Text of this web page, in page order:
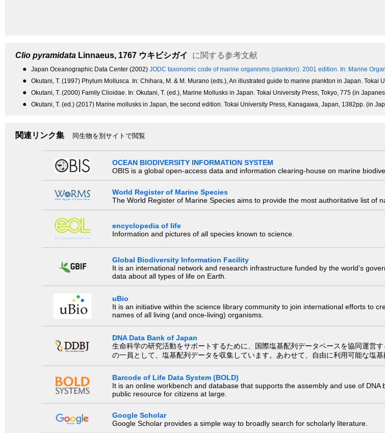
Clio pyramidata Linnaeus, 1767 ウキビシガイ に関する参考文献
● Japan Oceanographic Data Center (2002) JODC taxonomic code of marine organisms (plankton). 2001 edition. In: Marine
● Okutani, T. (1997) Phylum Mollusca. In: Chihara, M. & M. Murano (eds.), An illustrated guide to marine plankton in Japan. Tokai
● Okutani, T. (2000) Family Clioidae. In: Okutani, T. (ed.), Marine Mollusks in Japan. Tokai University Press, Tokyo, 775 (in
● Okutani, T. (ed.) (2017) Marine mollusks in Japan, the second edition. Tokai University Press, Kanagawa, Japan, 1382pp. (in
関連リンク集 同生物を別サイトで閲覧
OCEAN BIODIVERSITY INFORMATION SYSTEM
OBIS is a global open-access data and information clearing-house on marine
World Register of Marine Species
The World Register of Marine Species aims to provide the most authoritative list of
encyclopedia of life
Information and pictures of all species known to science.
Global Biodiversity Information Facility
It is an international network and research infrastructure funded by the world’s
data about all types of life on Earth.
uBio
It is an initiative within the science library community to join international efforts to
names of all living (and once-living) organisms.
DNA Data Bank of Japan
生命科学の研究活動をサポートするために、国際塩基配列データベースを協同運営
の一員として、塩基配列データを収集しています。あわせて、自由に利用可能な塩
Barcode of Life Data System (BOLD)
It is an online workbench and database that supports the assembly and use of
public resource for citizens at large.
Google Scholar
Google Scholar provides a simple way to broadly search for scholarly literature.